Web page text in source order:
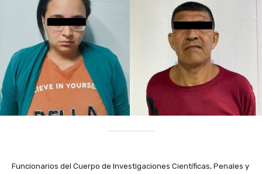
Funcionarios del Cuerpo de Investigaciones Científicas, Penales y